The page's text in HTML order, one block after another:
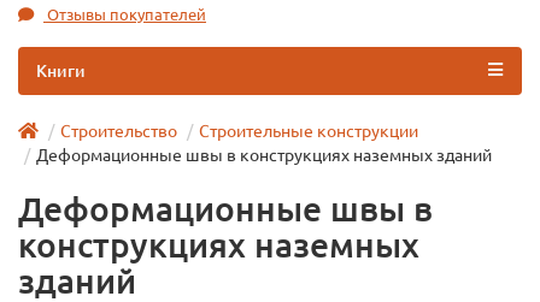
Отзывы покупателей
Книги
Строительство
Строительные конструкции
Деформационные швы в конструкциях наземных зданий
Деформационные швы в
конструкциях наземных
зданий